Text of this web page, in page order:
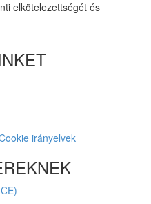
elkötelezettségét és
irányelvek